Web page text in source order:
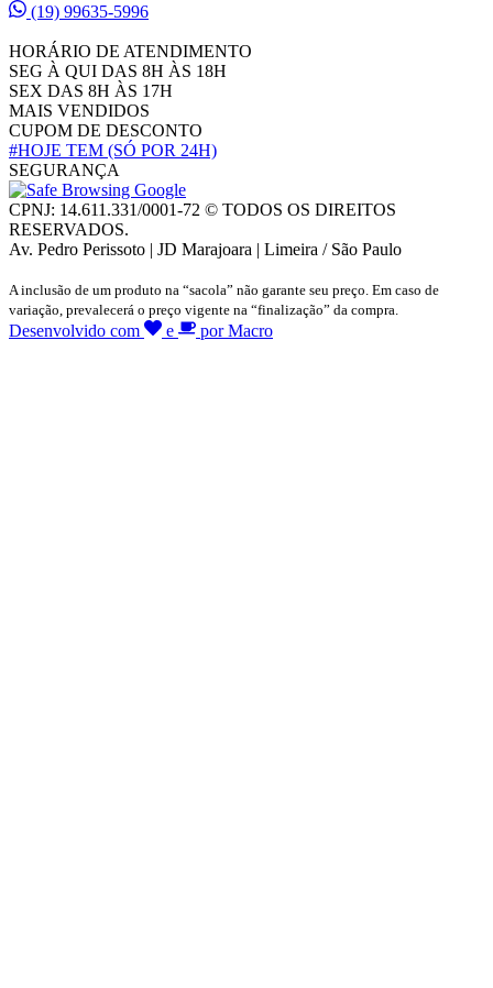
(19) 99635-5996
HORÁRIO DE ATENDIMENTO
SEG À QUI DAS 8H ÀS 18H
SEX DAS 8H ÀS 17H
MAIS VENDIDOS
CUPOM DE DESCONTO
#HOJE TEM (SÓ POR 24H)
SEGURANÇA
CPNJ: 14.611.331/0001-72 © TODOS OS DIREITOS
RESERVADOS.
Av. Pedro Perissoto | JD Marajoara | Limeira / São Paulo
A inclusão de um produto na “sacola” não garante seu preço. Em caso de
variação, prevalecerá o preço vigente na “finalização” da compra.
Desenvolvido com e por Macro